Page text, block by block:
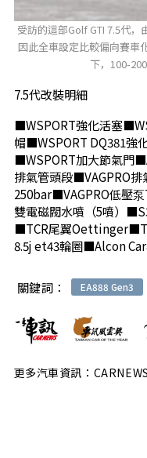
受訪的這部Golf GTI 7.5代，
因此全車設定比較偏向賽車
下，100-
7.5代改裝明細
■WSPORT強化活塞
帽■WSPORT DQ381強
■WSPORT加大節氣門
排氣管頭段■VAGPRO
250bar■VAGPRO低壓
雙電磁閥水噴（5噴）
■TCR尾翼
8.5j et43輪圈■Alcon
關鍵詞： EA888 Gen3
更多汽車資訊：